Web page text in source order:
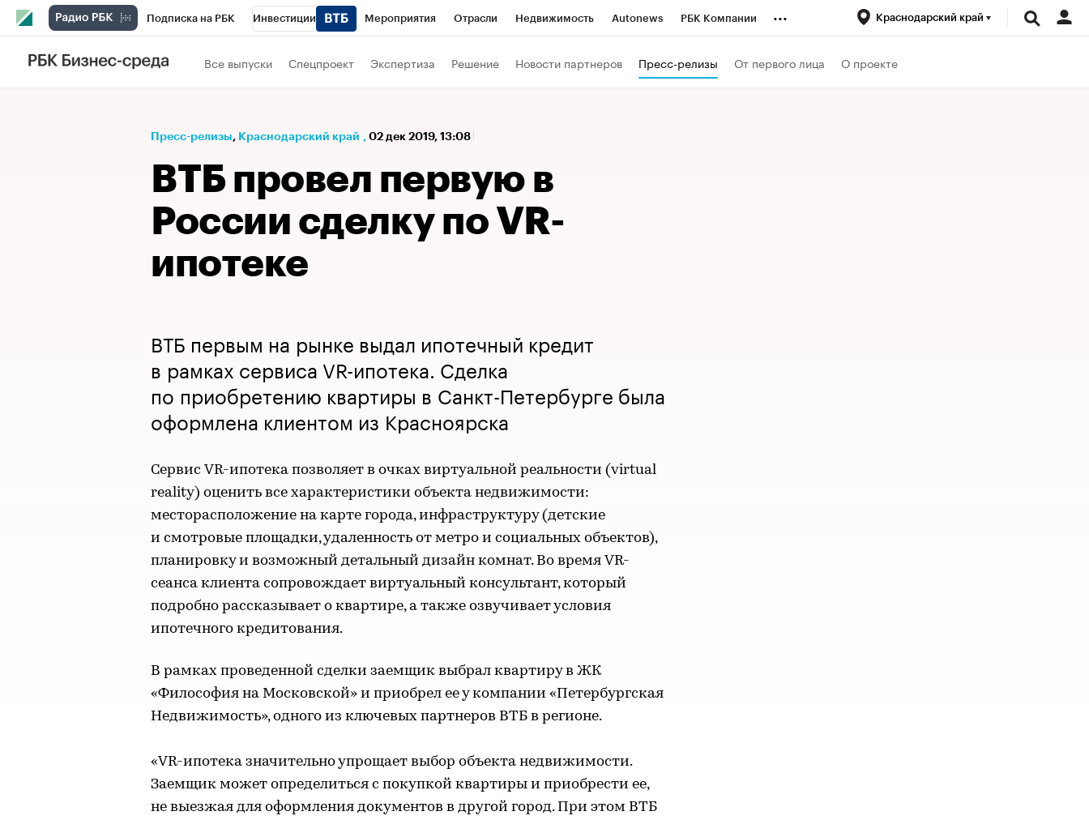
Подписка на РБК Инвестиции Мероприятия Отрасли Недвижимость Autonews РБК Компании
Телеканал
Спецпроекты
Рынок наличной валюты
... Краснодарский край
Все выпуски Спецпроект Экспертиза Решение Новости партнеров Пресс-релизы От первого лица О проекте
Пресс-релизы⁠, Краснодарский край , 02 дек 2019, 13:08
ВТБ провел первую в
России сделку по VR-
ипотеке
ВТБ первым на рынке выдал ипотечный кредит
в рамках сервиса VR-ипотека. Сделка
по приобретению квартиры в Санкт-Петербурге была
оформлена клиентом из Красноярска
Сервис VR-ипотека позволяет в очках виртуальной реальности (virtual
reality) оценить все характеристики объекта недвижимости:
месторасположение на карте города, инфраструктуру (детские
и смотровые площадки, удаленность от метро и социальных объектов),
планировку и возможный детальный дизайн комнат. Во время VR-
сеанса клиента сопровождает виртуальный консультант, который
подробно рассказывает о квартире, а также озвучивает условия
ипотечного кредитования.
В рамках проведенной сделки заемщик выбрал квартиру в ЖК
«Философия на Московской» и приобрел ее у компании «Петербургская
Недвижимость», одного из ключевых партнеров ВТБ в регионе.
«VR-ипотека значительно упрощает выбор объекта недвижимости.
Заемщик может определиться с покупкой квартиры и приобрести ее,
не выезжая для оформления документов в другой город. При этом ВТБ